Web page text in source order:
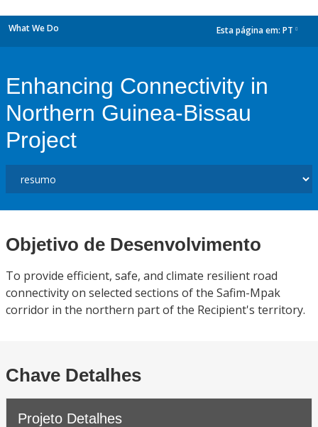
What We Do Esta página em: PT
Enhancing Connectivity in
Northern Guinea-Bissau
Project
Objetivo de Desenvolvimento
To provide efficient, safe, and climate resilient road
connectivity on selected sections of the Safim-Mpak
corridor in the northern part of the Recipient's territory.
Chave Detalhes
Projeto Detalhes